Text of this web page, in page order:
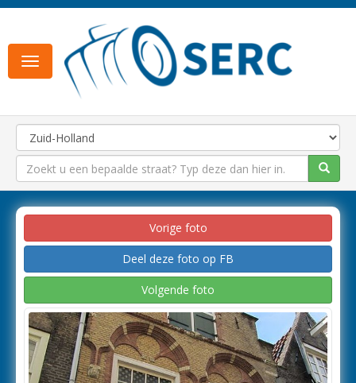
Toggle
navigation
Vorige foto
Deel deze foto op FB
Volgende foto